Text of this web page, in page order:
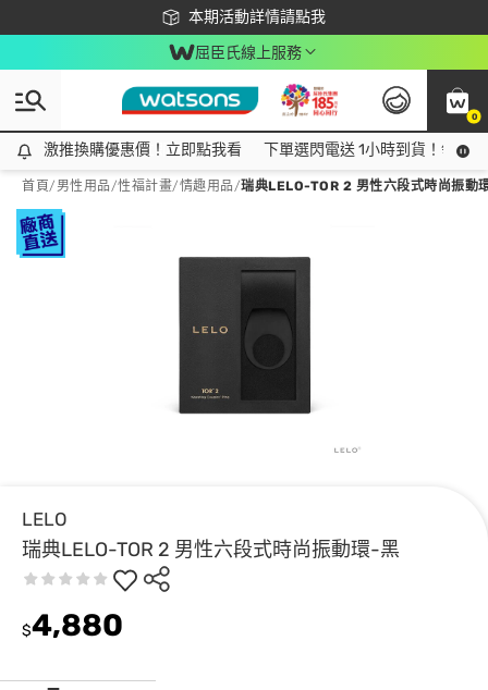
本期活動詳情請點我
下載app最高回饋$350
屈臣氏線上服務
0
激推換購優惠價！立即點我看
激推換購優惠價！立即點我看 下單選閃電送 1小時到貨！領神
首頁/ 男性用品/性福計畫/情趣用品/瑞典LELO-TOR 2 男性六段式時尚振動
LELO
瑞典LELO-TOR 2 男性六段式時尚振動環-黑
$4,880